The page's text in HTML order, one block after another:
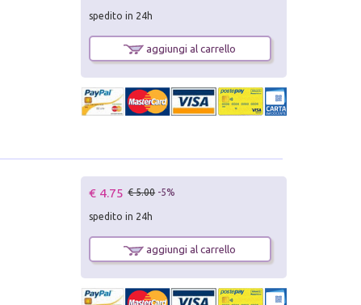
spedito in 24h
aggiungi al carrello
€ 4.75 € 5.00 -5%
spedito in 24h
aggiungi al carrello